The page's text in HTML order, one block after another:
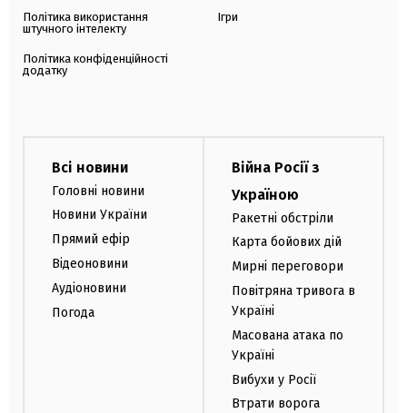
Політика використання
штучного інтелекту
Політика конфіденційності
додатку
Ігри
Всі новини
Головні новини
Новини України
Прямий ефір
Відеоновини
Аудіоновини
Погода
Війна Росії з
Україною
Ракетні обстріли
Карта бойових дій
Мирні переговори
Повітряна тривога в
Україні
Масована атака по
Україні
Вибухи у Росії
Втрати ворога